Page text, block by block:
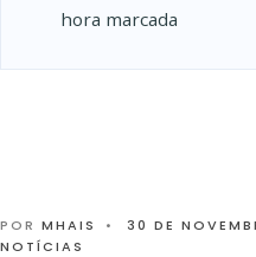
hora marcada
POR MHAIS • 30 DE
NOTÍCIAS